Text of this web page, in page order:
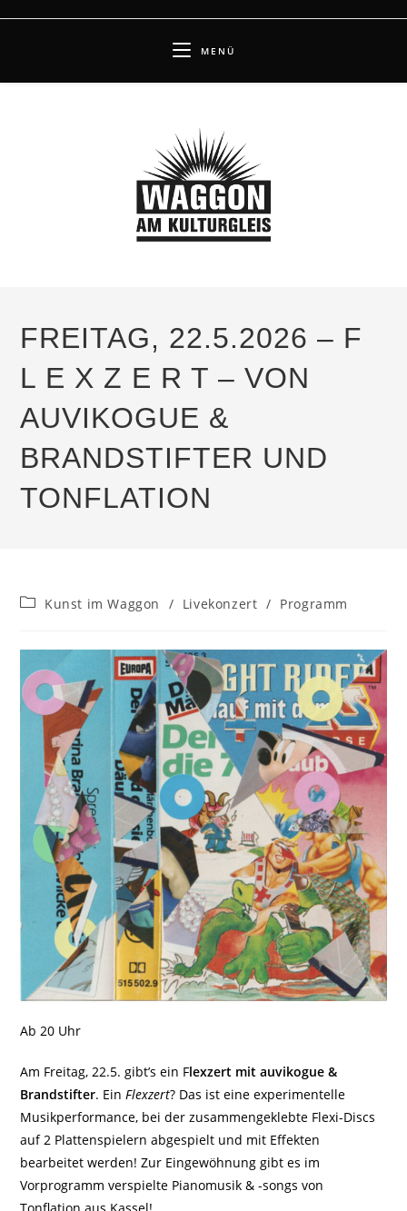
MENÜ
FREITAG, 22.5.2026 – F
L E X Z E R T – VON
AUVIKOGUE &
BRANDSTIFTER UND
TONFLATION
Beitrags-
Kunst im Waggon / Livekonzert / Programm
Ab 20 Uhr
Am Freitag, 22.5. gibt’s ein Flexzert mit auvikogue &
Brandstifter. EinFlexzert? Das ist eine experimentelle
Musikperformance, bei der zusammengeklebte Flexi-Discs
auf 2 Plattenspielern abgespielt und mit Effekten
bearbeitet werden! Zur Eingewöhnung gibt es im
Vorprogramm verspielte Pianomusik & -songs von